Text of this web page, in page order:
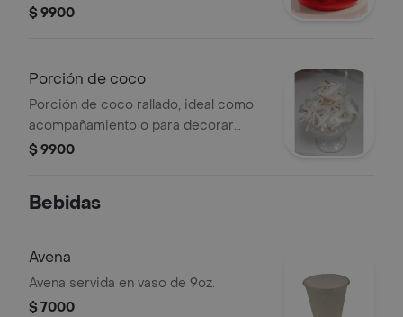
menta.
$ 9900
Porción de coco
Porción de coco rallado, ideal como
acompañamiento o para decorar
postres.
$ 9900
Bebidas
Avena
Avena servida en vaso de 9oz.
$ 7000